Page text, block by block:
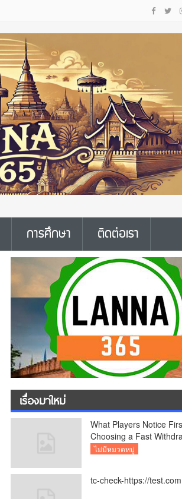
การศึกษา ติดต่อเรา
เรื่องมาใหม่
What Players Notice
Choosing a Fast
Casino UK
ไม่มีหมวดหมู่
tc-check-https://test.com